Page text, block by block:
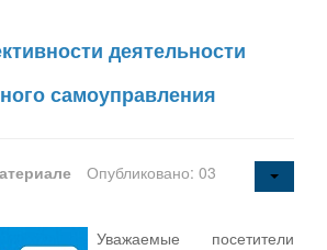
деятельности
самоуправления
Опубликовано: 03
Уважаемые посетители